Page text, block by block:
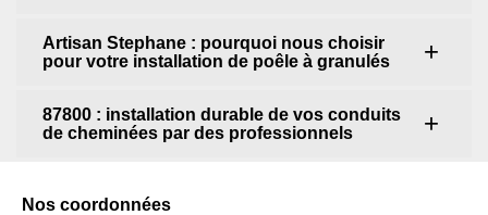
Artisan Stephane : pourquoi nous choisir
pour votre installation de poêle à granulés
87800 : installation durable de vos conduits
de cheminées par des professionnels
Nos coordonnées